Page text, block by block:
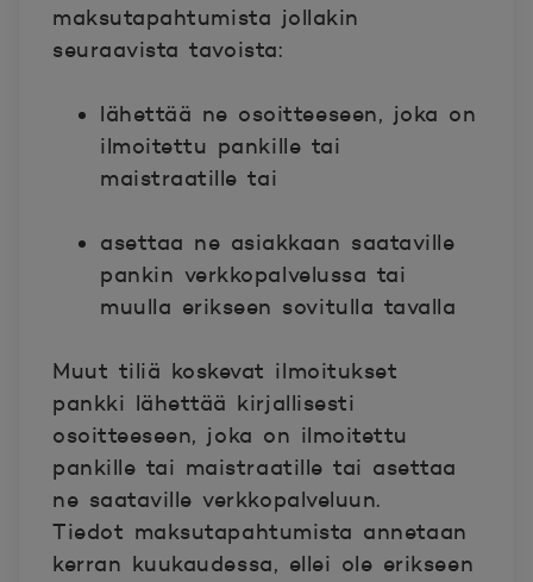
maksutapahtumista jollakin
seuraavista tavoista:
lähettää ne osoitteeseen, joka on
ilmoitettu pankille tai
maistraatille tai
asettaa ne asiakkaan saataville
pankin verkkopalvelussa tai
muulla erikseen sovitulla tavalla
Muut tiliä koskevat ilmoitukset
pankki lähettää kirjallisesti
osoitteeseen, joka on ilmoitettu
pankille tai maistraatille tai asettaa
ne saataville verkkopalveluun.
Tiedot maksutapahtumista annetaan
kerran kuukaudessa, ellei ole erikseen